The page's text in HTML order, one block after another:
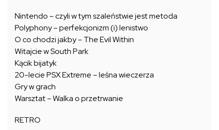
Nintendo – czyli w tym szaleństwie jest metoda
Polyphony – perfekcjonizm (i) lenistwo
O co chodzi jakby – The Evil Within
Witajcie w South Park
Kącik bijatyk
20-lecie PSX Extreme – leśna wieczerza
Gry w grach
Warsztat – Walka o przetrwanie
RETRO